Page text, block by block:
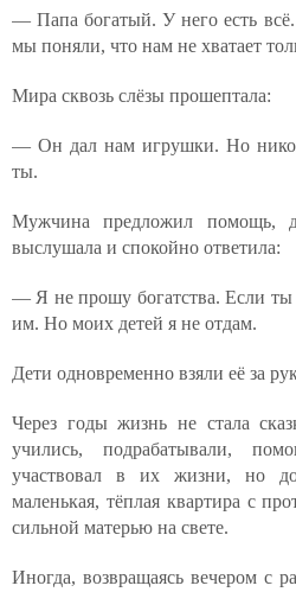
— Папа богатый. У него есть
мы поняли, что нам не хватает
Мира сквозь слёзы прошептала:
— Он дал нам игрушки. Но
ты.
Мужчина предложил помощь,
выслушала и спокойно ответила:
— Я не прошу богатства. Если
им. Но моих детей я не отдам.
Дети одновременно взяли её за
Через годы жизнь не стала
учились, подрабатывали,
участвовал в их жизни, но
маленькая, тёплая квартира с
сильной матерью на свете.
Иногда, возвращаясь вечером с